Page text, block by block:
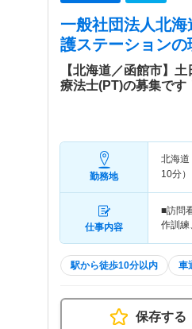
一般社団法人北
護ステーションの
【北海道／函館市】
療法士(PT)の募集です
勤務地
北海道
10分）
仕事内容
■訪問
作訓
駅から徒歩10分以内 車
保存する